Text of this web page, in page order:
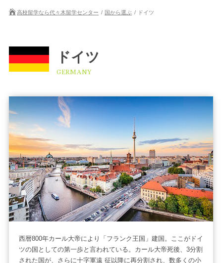
高校留学なら代々木留学センター 国から選ぶ ドイツ
ドイツ
GERMANY
西暦800年カール大帝により「フランク王国」建国。ここがドイ
ツの国としての第一歩と言われている。カール大帝死後、3分割
された国が、さらに十字軍遠 征以降に再分割され、数多くの小